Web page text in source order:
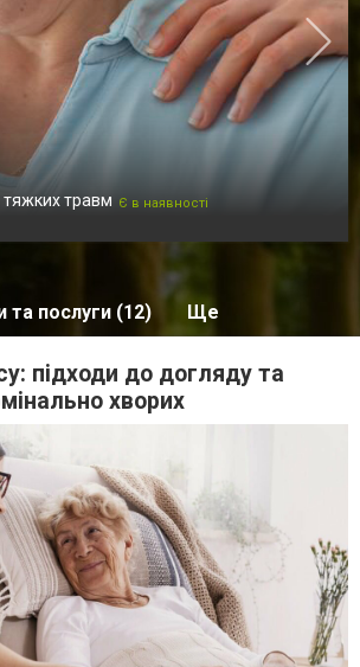
тяжких травм Є в наявності
та послуги (12) Ще
підходи до догляду та
хворих